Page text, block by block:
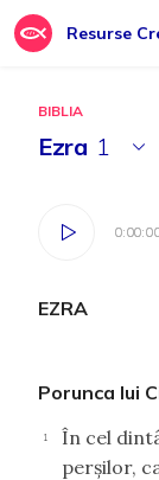
Resurse
BIBLIA
Ezra 1
0:00:00
0:00:00
EZRA
Porunca lui
1
În cel
perşilor,